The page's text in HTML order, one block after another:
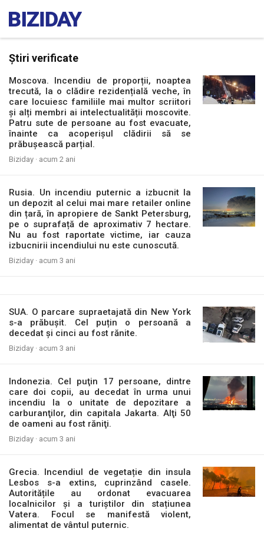
Știri verificate
Moscova. Incendiu de proporții, noaptea
trecută, la o clădire rezidențială veche, în
care locuiesc familiile mai multor scriitori
și alți membri ai intelectualității moscovite.
Patru sute de persoane au fost evacuate,
înainte ca acoperișul clădirii să se
prăbușească parțial.
Biziday · acum 2 ani
Rusia. Un incendiu puternic a izbucnit la
un depozit al celui mai mare retailer online
din țară, în apropiere de Sankt Petersburg,
pe o suprafață de aproximativ 7 hectare.
Nu au fost raportate victime, iar cauza
izbucnirii incendiului nu este cunoscută.
Biziday · acum 3 ani
SUA. O parcare supraetajată din New York
s-a prăbușit. Cel puțin o persoană a
decedat și cinci au fost rănite.
Biziday · acum 3 ani
Indonezia. Cel puţin 17 persoane, dintre
care doi copii, au decedat în urma unui
incendiu la o unitate de depozitare a
carburanţilor, din capitala Jakarta. Alţi 50
de oameni au fost răniţi.
Biziday · acum 3 ani
Grecia. Incendiul de vegetație din insula
Lesbos s-a extins, cuprinzând casele.
Autoritățile au ordonat evacuarea
localnicilor și a turiștilor din stațiunea
Vatera. Focul se manifestă violent,
alimentat de vântul puternic.